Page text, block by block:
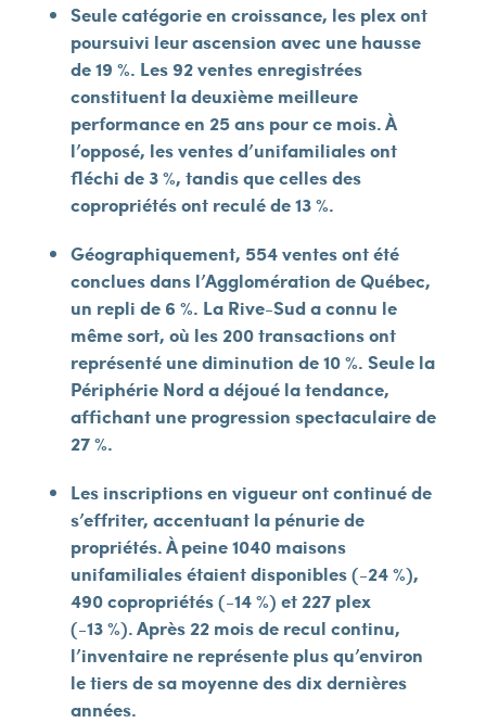
Seule catégorie en croissance, les plex ont
poursuivi leur ascension avec une hausse
de 19 %. Les 92 ventes enregistrées
constituent la deuxième meilleure
performance en 25 ans pour ce mois. À
l’opposé, les ventes d’unifamiliales ont
fléchi de 3 %, tandis que celles des
copropriétés ont reculé de 13 %.
Géographiquement, 554 ventes ont été
conclues dans l’Agglomération de Québec,
un repli de 6 %. La Rive-Sud a connu le
même sort, où les 200 transactions ont
représenté une diminution de 10 %. Seule la
Périphérie Nord a déjoué la tendance,
affichant une progression spectaculaire de
27 %.
Les inscriptions en vigueur ont continué de
s’effriter, accentuant la pénurie de
propriétés. À peine 1040 maisons
unifamiliales étaient disponibles (-24 %),
490 copropriétés (-14 %) et 227 plex
(-13 %). Après 22 mois de recul continu,
l’inventaire ne représente plus qu’environ
le tiers de sa moyenne des dix dernières
années.